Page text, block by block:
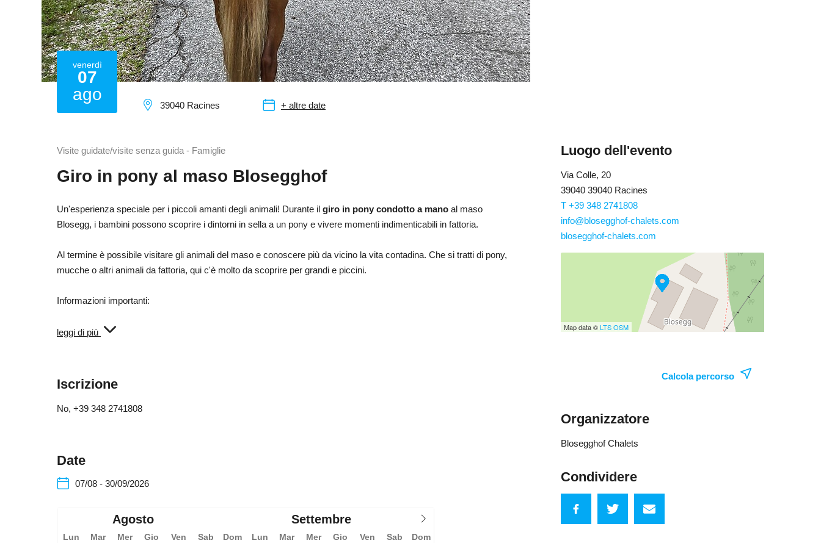
venerdì
07
ago
39040 Racines + altre date
Visite guidate/visite senza guida - Famiglie
Giro in pony al maso Blosegghof
Un'esperienza speciale per i piccoli amanti degli animali! Durante il giro in pony condotto a mano al maso
Blosegg, i bambini possono scoprire i dintorni in sella a un pony e vivere momenti indimenticabili in fattoria.
Al termine è possibile visitare gli animali del maso e conoscere più da vicino la vita contadina. Che si tratti di pony,
mucche o altri animali da fattoria, qui c'è molto da scoprire per grandi e piccini.
Informazioni importanti:
Solo su prenotazione (+39 348 274 1808) !
- Per bambini dai 2 anni in su
- Da portare: casco da equitazione o casco da bicicletta, se disponibile
leggi di più
Iscrizione
No, +39 348 2741808
Date
07/08 - 30/09/2026
Agosto Settembre
Lun Mar Mer Gio Ven Sab Dom Lun Mar Mer Gio Ven Sab Dom
Luogo dell'evento
Via Colle, 20
39040 39040 Racines
T +39 348 2741808
info@blosegghof-chalets.com
blosegghof-chalets.com
Map data ©LTS OSM
Calcola percorso
Organizzatore
Blosegghof Chalets
Condividere